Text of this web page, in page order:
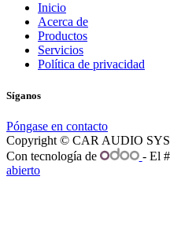
Inicio
Acerca de
Productos
Servicios
Política de privacidad
Síganos
Póngase en contacto
Copyright © CAR AUDIO
Con tecnología de
- El
abierto